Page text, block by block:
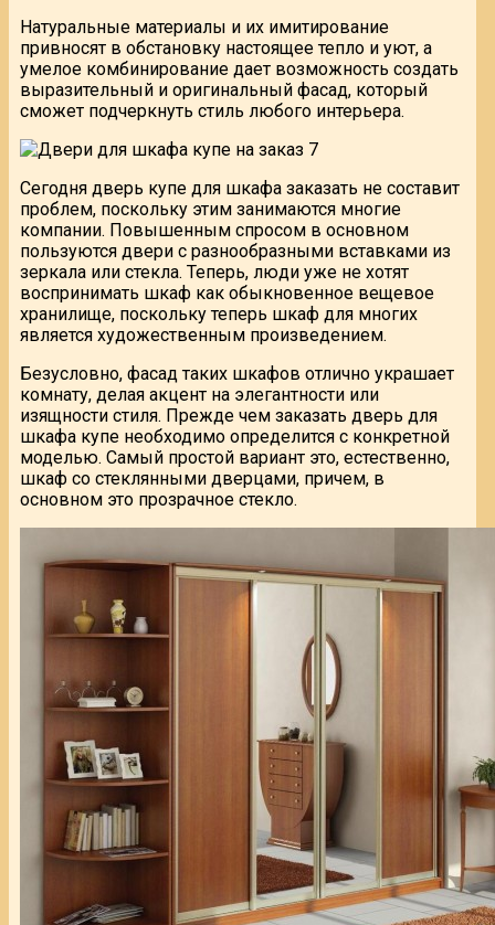
Натуральные материалы и их имитирование
привносят в обстановку настоящее тепло и уют, а
умелое комбинирование дает возможность создать
выразительный и оригинальный фасад, который
сможет подчеркнуть стиль любого интерьера.
Сегодня дверь купе для шкафа заказать не составит
проблем, поскольку этим занимаются многие
компании. Повышенным спросом в основном
пользуются двери с разнообразными вставками из
зеркала или стекла. Теперь, люди уже не хотят
воспринимать шкаф как обыкновенное вещевое
хранилище, поскольку теперь шкаф для многих
является художественным произведением.
Безусловно, фасад таких шкафов отлично украшает
комнату, делая акцент на элегантности или
изящности стиля. Прежде чем заказать дверь для
шкафа купе необходимо определится с конкретной
моделью. Самый простой вариант это, естественно,
шкаф со стеклянными дверцами, причем, в
основном это прозрачное стекло.